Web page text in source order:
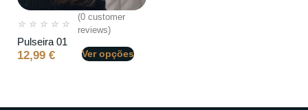
☆ ☆ ☆ ☆ ☆
(0 customer
reviews)
Pulseira 01
12,99 € Ver opções